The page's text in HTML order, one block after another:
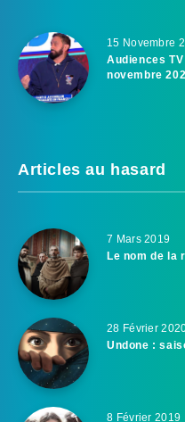
15 Novembre
Audiences
novembre
Articles au hasard
7 Mars 2019
Le nom de la
28 Février
Undone :
8 Février 2019